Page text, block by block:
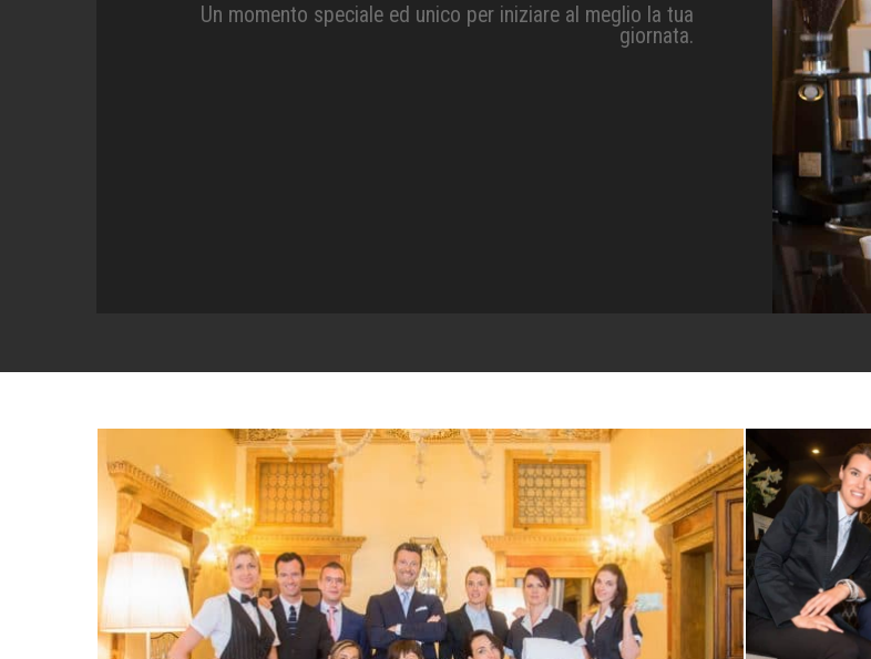
Un momento speciale ed unico per iniziare al meglio la tua
giornata.